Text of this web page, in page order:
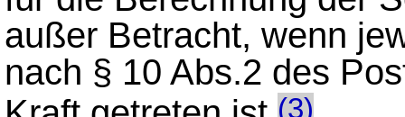
außer Betracht, wenn
nach § 10 Abs.2 des
(3)